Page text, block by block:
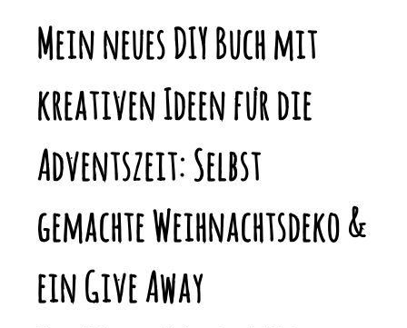
Mein neues DIY Buch mit
kreativen Ideen für die
Adventszeit: Selbst
gemachte Weihnachtsdeko &
ein Give Away